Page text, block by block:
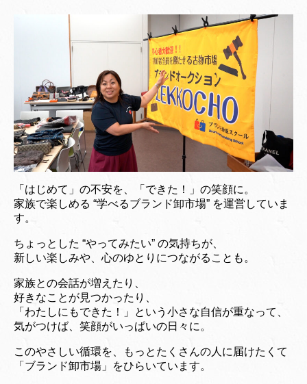
「はじめて」の不安を、「できた！」の笑顔に。
家族で楽しめる “学べるブランド卸市場” を運営していま
す。
ちょっとした “やってみたい” の気持ちが、
新しい楽しみや、心のゆとりにつながることも。
家族との会話が増えたり、
好きなことが見つかったり、
「わたしにもできた！」という小さな自信が重なって、
気がつけば、笑顔がいっぱいの日々に。
このやさしい循環を、もっとたくさんの人に届けたくて
「ブランド卸市場」をひらいています。